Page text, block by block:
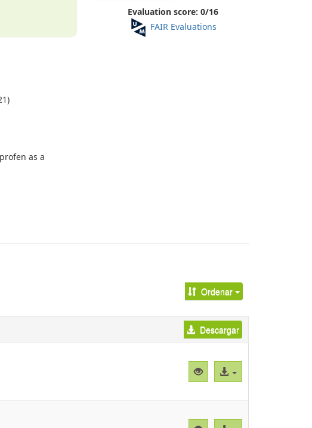
Evaluation score: 0/16
FAIR Evaluations
as a
Ordenar
Descargar
Vista
previa
CP.pzfx"
Acceso
al